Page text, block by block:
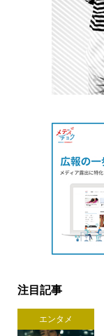
注目記事
エンタメ